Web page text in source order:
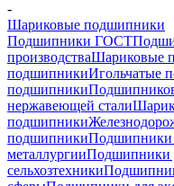
-
Шариковые подшипники
Подшипники ГОСТ
производстваШариковые
подшипникиИгольчатые
подшипники
нержавеющей стали
подшипники
подшипникиПодшипники
металлургииПодшипники
сельхозтехники